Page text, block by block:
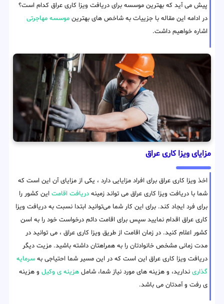
پیش می آید که بهترین موسسه برای دریافت ویزا کاری عراق کدام است؟
در ادامه این مقاله با جزییات به شاخص های بهترین موسسه مهاجرتی
اشاره خواهیم داشت.
مزایای ویزا کاری عراق
اخذ ویزا کاری عراق برای افراد مزایایی دارد ، یکی از مزایای آن این است که
شما با دریافت ویزا کاری عراق می تواند زمینه دریافت اقامت این کشور را
برای فرد ایجاد کند. برای این کار شما می‌توانید ابتدا نسبت به دریافت ویزا
کاری عراق اقدام نمایید سپس برای اقامت دائم درخواست خود را به اسن
کشور اعلام کنید. در زمان اقامت از طریق ویزا کاری عراق ، می توانید در
مدت زمانی مشخص خانوادتان را به همراهتان داشته باشید. مزیت دیگر
دریافت ویزا کاری عراق این است که در این مسیر شما احتیاجی به سرمایه
گذاری ندارید، و هزینه های مورد نیاز شما، شامل هزینه ی وکیل و هزینه
ی رفت و آمدتان می باشد.